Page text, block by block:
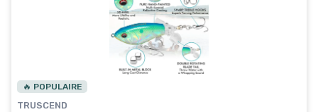
🔥 POPULAIRE
TRUSCEND